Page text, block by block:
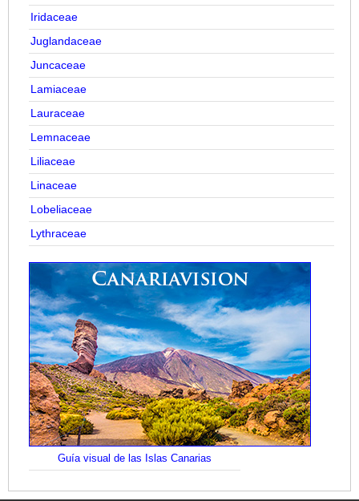
Iridaceae
Juglandaceae
Juncaceae
Lamiaceae
Lauraceae
Lemnaceae
Liliaceae
Linaceae
Lobeliaceae
Lythraceae
Guía visual de las Islas Canarias